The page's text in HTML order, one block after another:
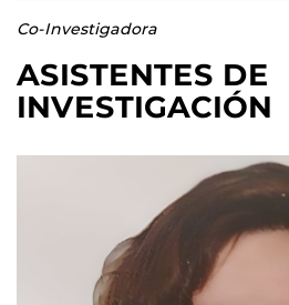
Co-Investigadora
ASISTENTES DE
INVESTIGACIÓN